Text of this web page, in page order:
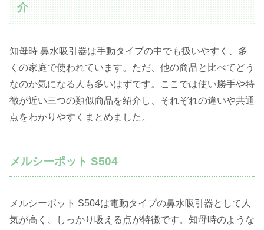
介
知母時 鼻水吸引器は手動タイプの中でも扱いやすく、多
くの家庭で使われています。ただ、他の商品と比べてどう
なのか気になる人も多いはずです。ここでは使い勝手や特
徴が近い三つの類似商品を紹介し、それぞれの違いや共通
点をわかりやすくまとめました。
メルシーポット S504
メルシーポット S504は電動タイプの鼻水吸引器として人
気が高く、しっかり吸える点が特徴です。知母時のような